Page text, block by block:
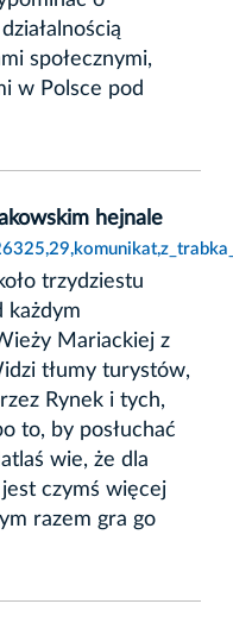
społecznymi,
w Polsce pod
hejnale
trzydziestu
każdym
Mariackiej z
tłumy turystów,
Rynek i tych,
to, by posłuchać
wie, że dla
czymś więcej
razem gra go